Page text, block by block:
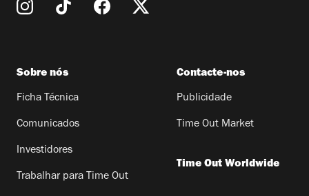
Sobre nós
Ficha Técnica
Comunicados
Investidores
Trabalhar para Time Out
Contacte-nos
Publicidade
Time Out Market
Time Out Worldwide